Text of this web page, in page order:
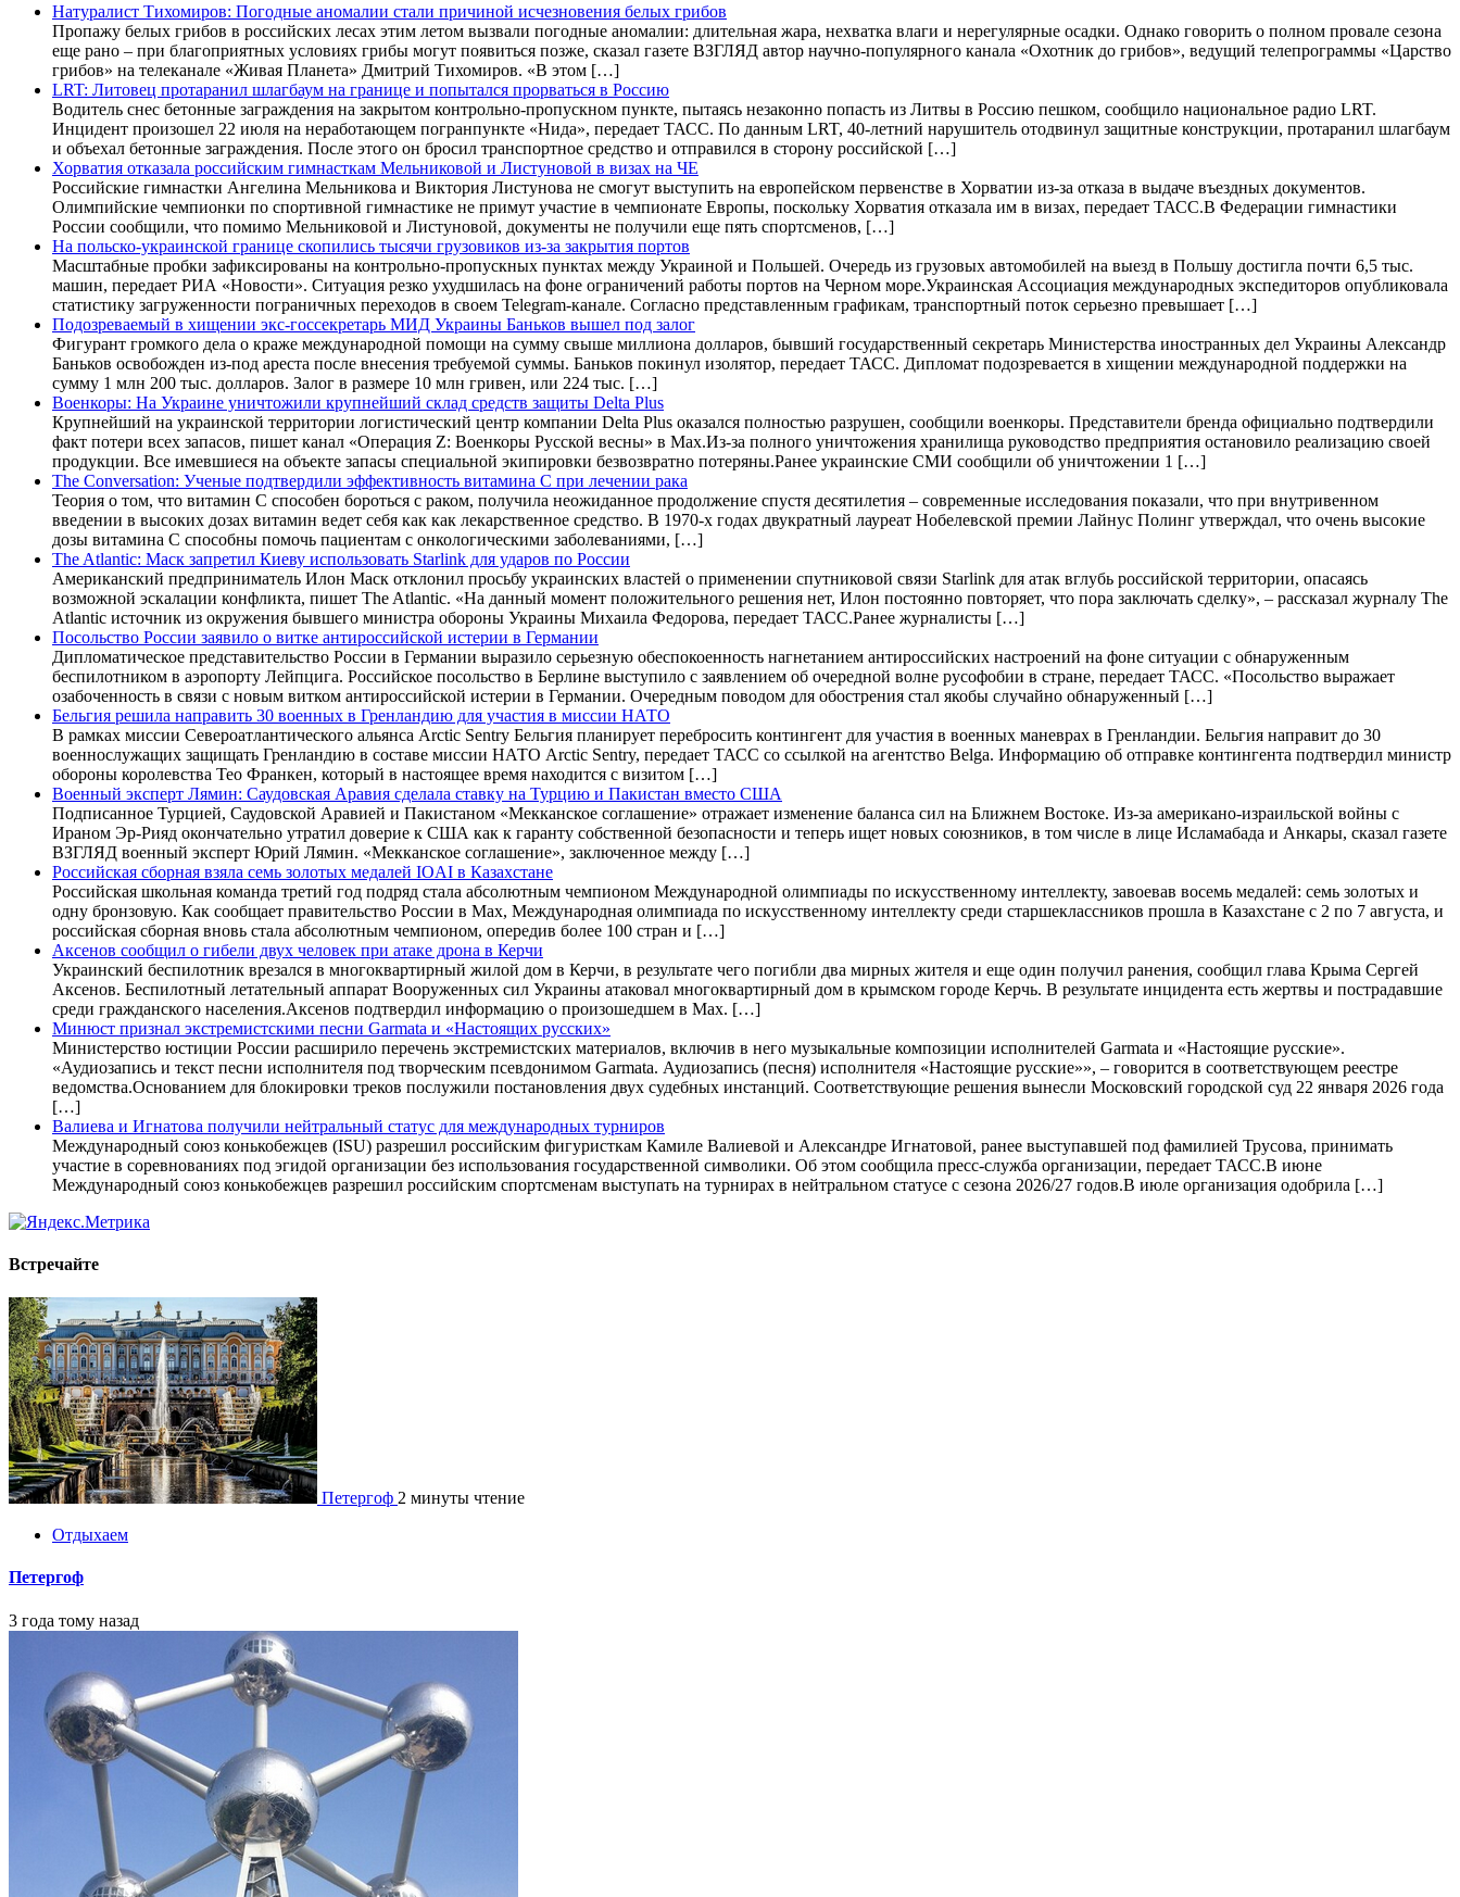
Натуралист Тихомиров: Погодные аномалии стали причиной исчезновения белых грибов
Пропажу белых грибов в российских лесах этим летом вызвали погодные аномалии: длительная жара, нехватка влаги и нерегулярные осадки. Однако говорить о полном провале сезона
еще рано – при благоприятных условиях грибы могут появиться позже, сказал газете ВЗГЛЯД автор научно-популярного канала «Охотник до грибов», ведущий телепрограммы «Царство
грибов» на телеканале «Живая Планета» Дмитрий Тихомиров. «В этом […]
LRT: Литовец протаранил шлагбаум на границе и попытался прорваться в Россию
Водитель снес бетонные заграждения на закрытом контрольно-пропускном пункте, пытаясь незаконно попасть из Литвы в Россию пешком, сообщило национальное радио LRT.
Инцидент произошел 22 июля на неработающем погранпункте «Нида», передает ТАСС. По данным LRT, 40-летний нарушитель отодвинул защитные конструкции, протаранил шлагбаум
и объехал бетонные заграждения. После этого он бросил транспортное средство и отправился в сторону российской […]
Хорватия отказала российским гимнасткам Мельниковой и Листуновой в визах на ЧЕ
Российские гимнастки Ангелина Мельникова и Виктория Листунова не смогут выступить на европейском первенстве в Хорватии из-за отказа в выдаче въездных документов.
Олимпийские чемпионки по спортивной гимнастике не примут участие в чемпионате Европы, поскольку Хорватия отказала им в визах, передает ТАСС.В Федерации гимнастики
России сообщили, что помимо Мельниковой и Листуновой, документы не получили еще пять спортсменов, […]
На польско-украинской границе скопились тысячи грузовиков из-за закрытия портов
Масштабные пробки зафиксированы на контрольно-пропускных пунктах между Украиной и Польшей. Очередь из грузовых автомобилей на выезд в Польшу достигла почти 6,5 тыс.
машин, передает РИА «Новости». Ситуация резко ухудшилась на фоне ограничений работы портов на Черном море.Украинская Ассоциация международных экспедиторов опубликовала
статистику загруженности пограничных переходов в своем Telegram-канале. Согласно представленным графикам, транспортный поток серьезно превышает […]
Подозреваемый в хищении экс-госсекретарь МИД Украины Баньков вышел под залог
Фигурант громкого дела о краже международной помощи на сумму свыше миллиона долларов, бывший государственный секретарь Министерства иностранных дел Украины Александр
Баньков освобожден из-под ареста после внесения требуемой суммы. Баньков покинул изолятор, передает ТАСС. Дипломат подозревается в хищении международной поддержки на
сумму 1 млн 200 тыс. долларов. Залог в размере 10 млн гривен, или 224 тыс. […]
Военкоры: На Украине уничтожили крупнейший склад средств защиты Delta Plus
Крупнейший на украинской территории логистический центр компании Delta Plus оказался полностью разрушен, сообщили военкоры. Представители бренда официально подтвердили
факт потери всех запасов, пишет канал «Операция Z: Военкоры Русской весны» в Max.Из-за полного уничтожения хранилища руководство предприятия остановило реализацию своей
продукции. Все имевшиеся на объекте запасы специальной экипировки безвозвратно потеряны.Ранее украинские СМИ сообщили об уничтожении 1 […]
The Conversation: Ученые подтвердили эффективность витамина C при лечении рака
Теория о том, что витамин C способен бороться с раком, получила неожиданное продолжение спустя десятилетия – современные исследования показали, что при внутривенном
введении в высоких дозах витамин ведет себя как как лекарственное средство. В 1970-х годах двукратный лауреат Нобелевской премии Лайнус Полинг утверждал, что очень высокие
дозы витамина C способны помочь пациентам с онкологическими заболеваниями, […]
The Atlantic: Маск запретил Киеву использовать Starlink для ударов по России
Американский предприниматель Илон Маск отклонил просьбу украинских властей о применении спутниковой связи Starlink для атак вглубь российской территории, опасаясь
возможной эскалации конфликта, пишет The Atlantic. «На данный момент положительного решения нет, Илон постоянно повторяет, что пора заключать сделку», – рассказал журналу The
Atlantic источник из окружения бывшего министра обороны Украины Михаила Федорова, передает ТАСС.Ранее журналисты […]
Посольство России заявило о витке антироссийской истерии в Германии
Дипломатическое представительство России в Германии выразило серьезную обеспокоенность нагнетанием антироссийских настроений на фоне ситуации с обнаруженным
беспилотником в аэропорту Лейпцига. Российское посольство в Берлине выступило с заявлением об очередной волне русофобии в стране, передает ТАСС. «Посольство выражает
озабоченность в связи с новым витком антироссийской истерии в Германии. Очередным поводом для обострения стал якобы случайно обнаруженный […]
Бельгия решила направить 30 военных в Гренландию для участия в миссии НАТО
В рамках миссии Североатлантического альянса Arctic Sentry Бельгия планирует перебросить контингент для участия в военных маневрах в Гренландии. Бельгия направит до 30
военнослужащих защищать Гренландию в составе миссии НАТО Arctic Sentry, передает ТАСС со ссылкой на агентство Belga. Информацию об отправке контингента подтвердил министр
обороны королевства Тео Франкен, который в настоящее время находится с визитом […]
Военный эксперт Лямин: Саудовская Аравия сделала ставку на Турцию и Пакистан вместо США
Подписанное Турцией, Саудовской Аравией и Пакистаном «Мекканское соглашение» отражает изменение баланса сил на Ближнем Востоке. Из-за американо-израильской войны с
Ираном Эр-Рияд окончательно утратил доверие к США как к гаранту собственной безопасности и теперь ищет новых союзников, в том числе в лице Исламабада и Анкары, сказал газете
ВЗГЛЯД военный эксперт Юрий Лямин. «Мекканское соглашение», заключенное между […]
Российская сборная взяла семь золотых медалей IOAI в Казахстане
Российская школьная команда третий год подряд стала абсолютным чемпионом Международной олимпиады по искусственному интеллекту, завоевав восемь медалей: семь золотых и
одну бронзовую. Как сообщает правительство России в Max, Международная олимпиада по искусственному интеллекту среди старшеклассников прошла в Казахстане с 2 по 7 августа, и
российская сборная вновь стала абсолютным чемпионом, опередив более 100 стран и […]
Аксенов сообщил о гибели двух человек при атаке дрона в Керчи
Украинский беспилотник врезался в многоквартирный жилой дом в Керчи, в результате чего погибли два мирных жителя и еще один получил ранения, сообщил глава Крыма Сергей
Аксенов. Беспилотный летательный аппарат Вооруженных сил Украины атаковал многоквартирный дом в крымском городе Керчь. В результате инцидента есть жертвы и пострадавшие
среди гражданского населения.Аксенов подтвердил информацию о произошедшем в Мах. […]
Минюст признал экстремистскими песни Garmata и «Настоящих русских»
Министерство юстиции России расширило перечень экстремистских материалов, включив в него музыкальные композиции исполнителей Garmata и «Настоящие русские».
«Аудиозапись и текст песни исполнителя под творческим псевдонимом Garmata. Аудиозапись (песня) исполнителя «Настоящие русские»», – говорится в соответствующем реестре
ведомства.Основанием для блокировки треков послужили постановления двух судебных инстанций. Соответствующие решения вынесли Московский городской суд 22 января 2026 года
[…]
Валиева и Игнатова получили нейтральный статус для международных турниров
Международный союз конькобежцев (ISU) разрешил российским фигуристкам Камиле Валиевой и Александре Игнатовой, ранее выступавшей под фамилией Трусова, принимать
участие в соревнованиях под эгидой организации без использования государственной символики. Об этом сообщила пресс-служба организации, передает ТАСС.В июне
Международный союз конькобежцев разрешил российским спортсменам выступать на турнирах в нейтральном статусе с сезона 2026/27 годов.В июле организация одобрила […]
Встречайте
Петергоф 2 минуты чтение
Отдыхаем
Петергоф
3 года тому назад